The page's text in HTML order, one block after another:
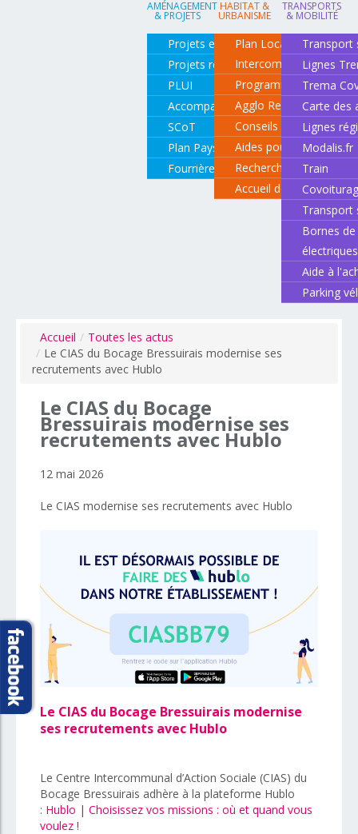
AMÉNAGEMENT
& PROJETS
Projets en cours
Projets réalisés
PLUI
Accompagnement de projets
SCoT
Plan Paysage
Fourrière animale
HABITAT &
URBANISME
Plan Local d'Urbanisme
Intercommunal
Programme local de
Agglo Renov
Conseils pour rénover
Aides pour rénover
Recherche d'un
Accueil des gens du
TRANSPORTS
& MOBILITÉ
Transport
Lignes
Trema
Carte des
Lignes
Modalis.fr
Train
Transport
Bornes
électriques
Aide à
Parking
Accueil / Toutes les actus
/ Le CIAS du Bocage Bressuirais modernise ses
recrutements avec Hublo
Le CIAS du Bocage
Bressuiraismodernise ses
recrutements avecHublo
12 mai 2026
Le CIAS modernise ses recrutements avec Hublo
Le CIAS du Bocage Bressuirais modernise
ses recrutements avec Hublo
Le Centre Intercommunal d’Action Sociale (CIAS) du
Bocage Bressuirais adhère à la plateforme Hublo
: Hublo | Choisissez vos missions : où et quand vous
voulez !